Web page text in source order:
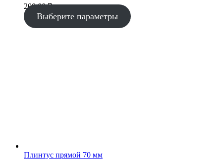
200.00 ₽
Выберите параметры
Плинтус прямой 70 мм